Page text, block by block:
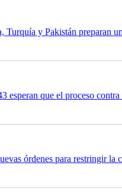
Turquía y Pakistán preparan
esperan que el proceso
órdenes para restringir la